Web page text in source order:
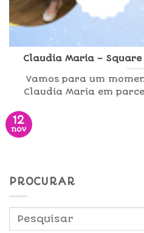
Claudia Maria –
Vamos para um
Claudia Maria em
12
nov
PROCURAR